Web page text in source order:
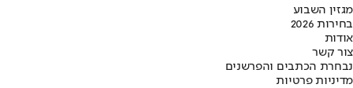
מגזין השבוע
בחירות 2026
אודות
צור קשר
נבחרת הכתבים והפרשנים
מדיניות פרטיות